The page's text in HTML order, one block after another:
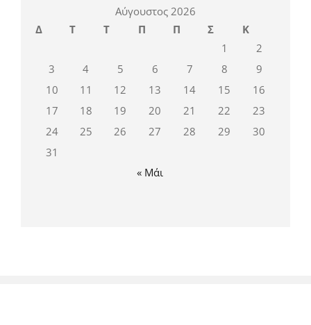
Αύγουστος 2026
Δ
Τ Τ Π Π Σ
Κ
1
2
3
4 5 6 7 8
9
10
11 12 13 14 15
16
17
18 19 20 21 22
23
24
25 26 27 28 29
30
31
« Μάι